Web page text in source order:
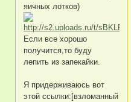
яичных лотков)
Если все хорошо
получится,то буду
лепить из запекайки.
Я придерживаюсь вот
этой ссылки:[взломанный